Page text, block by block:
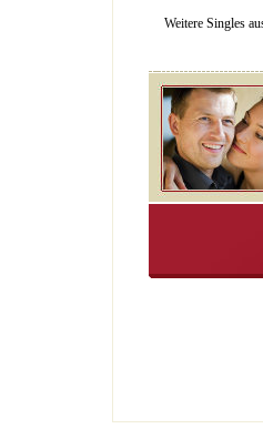
Weitere Singles